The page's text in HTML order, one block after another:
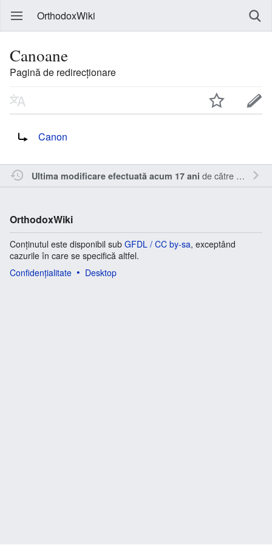
OrthodoxWiki
Canoane
Pagină de redirecționare
Canon
Ultima modificare efectuată acum 17 ani de către Inistea
OrthodoxWiki
Conținutul este disponibil sub GFDL / CC by-sa, exceptând
cazurile în care se specifică altfel.
Confidențialitate
Desktop